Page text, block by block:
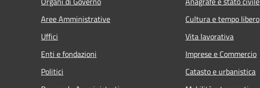
Aree Amministrative
Uffici
Enti e fondazioni
Politici
Cultura e tempo libero
Vita lavorativa
Imprese e Commercio
Catasto e urbanistica